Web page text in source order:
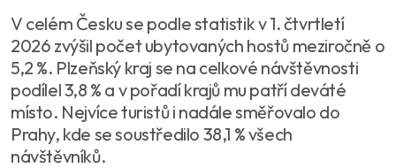
V celém Česku se podle statistik v 1. čtvrtletí
2026 zvýšil počet ubytovaných hostů meziročně o
5,2 %. Plzeňský kraj se na celkové návštěvnosti
podílel 3,8 % a v pořadí krajů mu patří deváté
místo. Nejvíce turistů i nadále směřovalo do
Prahy, kde se soustředilo 38,1 % všech
návštěvníků.